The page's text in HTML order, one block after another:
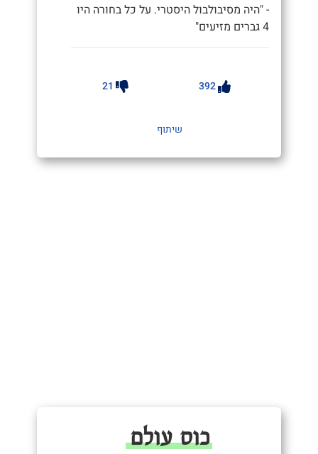
- "היה מסיבולבול היסטרי. על כל בחורה היו
4 גברים מזיעים"
392
21
שיתוף
כוס עולם